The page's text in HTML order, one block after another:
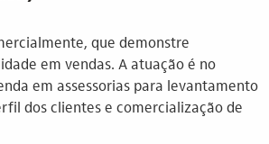
que demonstre
em vendas. A atuação é no
em assessorias para levantamento
dos clientes e comercialização de